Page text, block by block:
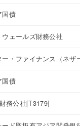
国債
ェールズ財務公社
・ファイナンス（ネザ
国債
務公社[T3179]